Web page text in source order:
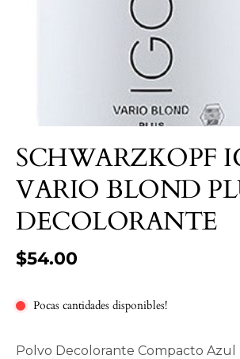
SCHWARZKOPF
VARIO BLOND
DECOLORANTE
$54.00
Pocas cantidades disponibles!
Polvo Decolorante Compacto Azul